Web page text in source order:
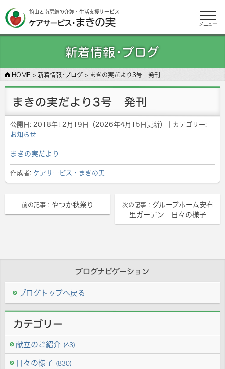
館山と南房総の介護・生活支援サービス
メニュー
新着情報･ブログ
HOME > 新着情報･ブログ > まきの実だより3号 発刊
まきの実だより3号 発刊
公開日: 2018年12月19日 （2026年4月15日更新）
｜カテゴリー:
お知らせ
まきの実だより
作成者: ケアサービス・まきの実
前の記事： やつか秋祭り 次の記事： グループホーム安布
里ガーデン 日々の様子
ブログナビゲーション
ブログトップへ戻る
カテゴリー
献立のご紹介 (43)
日々の様子 (830)